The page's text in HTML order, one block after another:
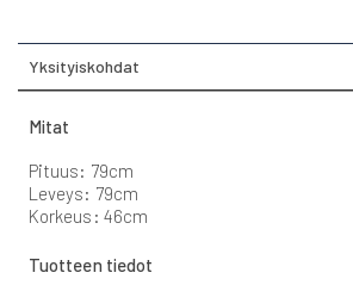
Yksityiskohdat
Mitat
Pituus: 79cm
Leveys: 79cm
Korkeus: 46cm
Tuotteen tiedot